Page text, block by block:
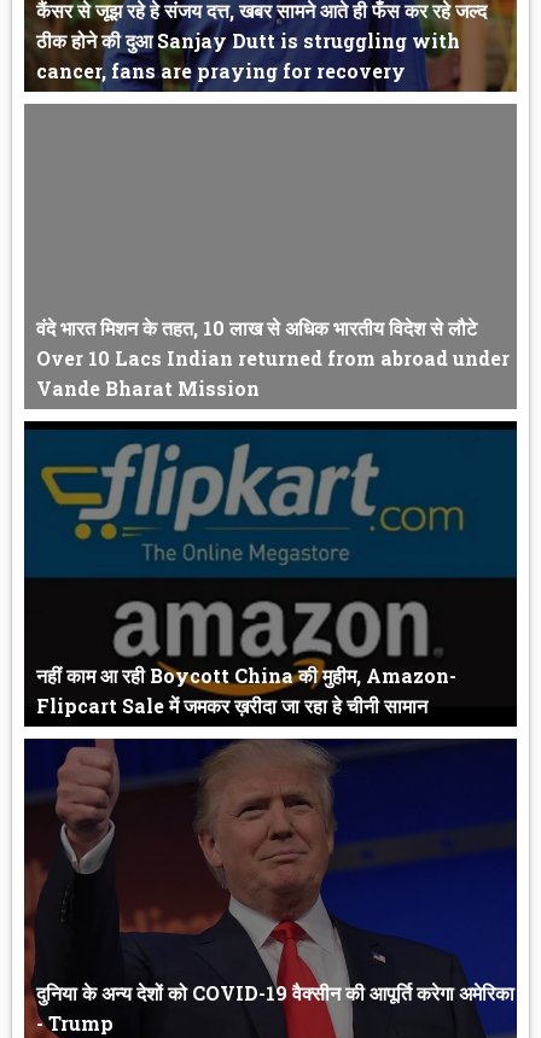
कैंसर से जूझ रहे हे संजय दत्त, खबर सामने आते ही फँस कर रहे जल्द
ठीक होने की दुआ Sanjay Dutt is struggling with
cancer, fans are praying for recovery
वंदे भारत मिशन के तहत, 10 लाख से अधिक भारतीय विदेश से लौटे
Over 10 Lacs Indian returned from abroad under
Vande Bharat Mission
वंदे भारत मिशन के तहत, 10 लाख से अधिक भारतीय विदेश से लौटे Ov...
नहीं काम आ रही Boycott China की मुहीम, Amazon-
Flipcart Sale में जमकर ख़रीदा जा रहा हे चीनी सामान
नहीं काम आ रही Boycott China की मुहीम, Amazon-Flipcart Sale में
जमकर...
दुनिया के अन्य देशों को COVID-19 वैक्सीन की आपूर्ति करेगा अमेरिका
- Trump